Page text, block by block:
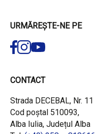
URMĂREȘTE-NE PE
CONTACT
Strada DECEBAL, Nr. 11
Cod poștal 510093,
Alba Iulia, Județul Alba